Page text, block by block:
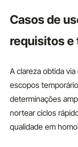
Casos de
requisitos
A clareza obtida
escopos
determinações
nortear ciclos
qualidade em